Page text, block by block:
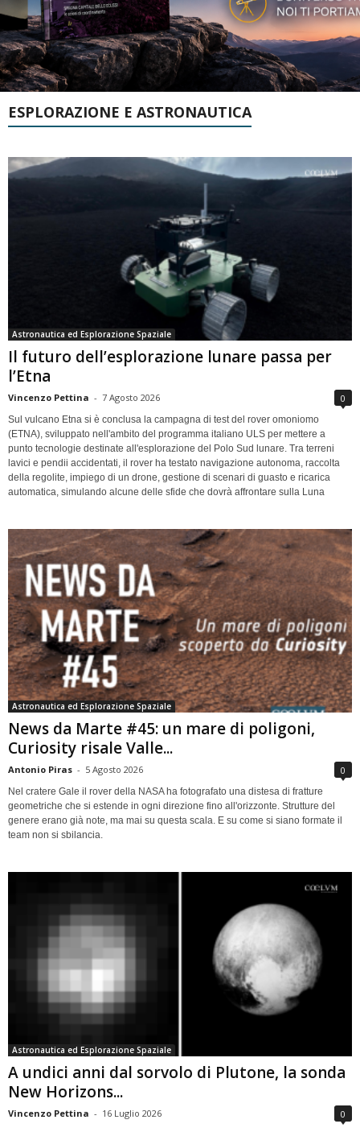
ESPLORAZIONE E ASTRONAUTICA
Astronautica ed Esplorazione Spaziale
Il futuro dell’esplorazione lunare passa per
l’Etna
Vincenzo Pettina - 7 Agosto 2026 0
Sul vulcano Etna si è conclusa la campagna di test del rover omoniomo
(ETNA), sviluppato nell'ambito del programma italiano ULS per mettere a
punto tecnologie destinate all'esplorazione del Polo Sud lunare. Tra terreni
lavici e pendii accidentati, il rover ha testato navigazione autonoma, raccolta
della regolite, impiego di un drone, gestione di scenari di guasto e ricarica
automatica, simulando alcune delle sfide che dovrà affrontare sulla Luna
Astronautica ed Esplorazione Spaziale
News da Marte #45: un mare di poligoni,
Curiosity risale Valle...
Antonio Piras - 5 Agosto 2026 0
Nel cratere Gale il rover della NASA ha fotografato una distesa di fratture
geometriche che si estende in ogni direzione fino all'orizzonte. Strutture del
genere erano già note, ma mai su questa scala. E su come si siano formate il
team non si sbilancia.
Astronautica ed Esplorazione Spaziale
A undici anni dal sorvolo di Plutone, la sonda
New Horizons...
Vincenzo Pettina - 16 Luglio 2026 0